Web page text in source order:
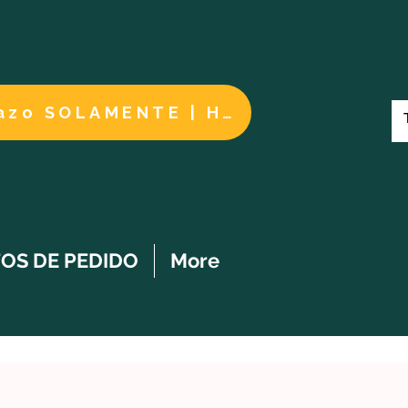
Cuidados a largo plazo SOLAMENTE | HACER UN PAGO
DE PEDIDO More